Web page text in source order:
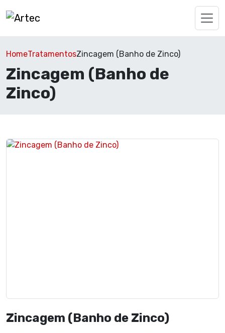
HomeTratamentosZincagem (Banho de Zinco)
Zincagem (Banho de
Zinco)
Zincagem (Banho de Zinco)